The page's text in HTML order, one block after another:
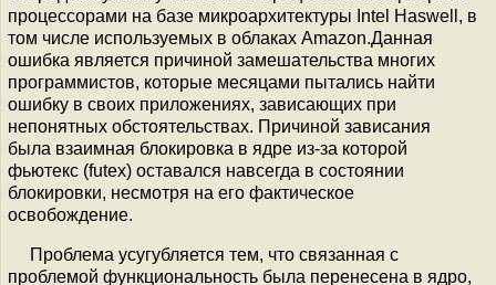
процессорами на базе микроархитектуры Intel Haswell, в
том числе используемых в облаках Amazon.Данная
ошибка является причиной замешательства многих
программистов, которые месяцами пытались найти
ошибку в своих приложениях, зависающих при
непонятных обстоятельствах. Причиной зависания
была взаимная блокировка в ядре из-за которой
фьютекс (futex) оставался навсегда в состоянии
блокировки, несмотря на его фактическое
освобождение.
Проблема усугубляется тем, что связанная с
проблемой функциональность была перенесена в ядро,